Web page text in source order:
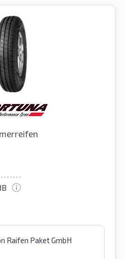
Raifen Paket GmbH